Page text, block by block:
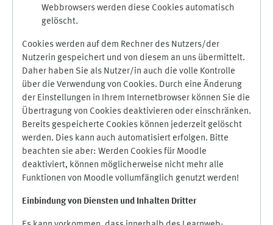
Webbrowsers werden diese Cookies automatisch
gelöscht.
Cookies werden auf dem Rechner des Nutzers/der
Nutzerin gespeichert und von diesem an uns übermittelt.
Daher haben Sie als Nutzer/in auch die volle Kontrolle
über die Verwendung von Cookies. Durch eine Änderung
der Einstellungen in Ihrem Internetbrowser können Sie die
Übertragung von Cookies deaktivieren oder einschränken.
Bereits gespeicherte Cookies können jederzeit gelöscht
werden. Dies kann auch automatisiert erfolgen. Bitte
beachten sie aber: Werden Cookies für Moodle
deaktiviert, können möglicherweise nicht mehr alle
Funktionen von Moodle vollumfänglich genutzt werden!
Einbindung von Diensten und Inhalten Dritter